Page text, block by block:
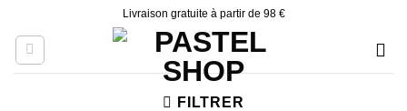
content
Livraison gratuite à partir de 98 €
FILTRER